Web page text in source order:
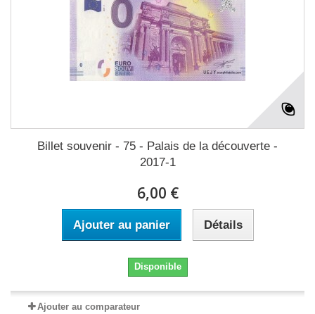
Billet souvenir - 75 - Palais de la découverte -
2017-1
6,00 €
Ajouter au panier Détails
Disponible
Ajouter au comparateur